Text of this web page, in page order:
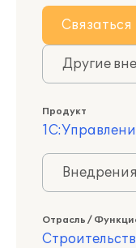
Связаться
Другие
Продукт
Отрасль /